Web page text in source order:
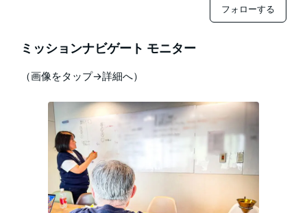
フォローする
ミッションナビゲート モニター
（画像をタップ→詳細へ）